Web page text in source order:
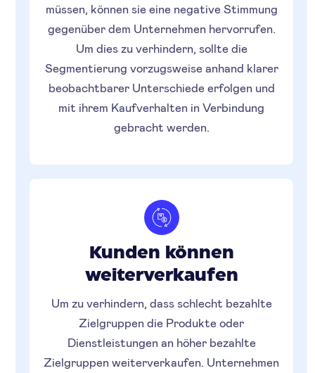
müssen, können sie eine negative Stimmung
gegenüber dem Unternehmen hervorrufen.
Um dies zu verhindern, sollte die
Segmentierung vorzugsweise anhand klarer
beobachtbarer Unterschiede erfolgen und
mit ihrem Kaufverhalten in Verbindung
gebracht werden.
Kunden können
weiterverkaufen
Um zu verhindern, dass schlecht bezahlte
Zielgruppen die Produkte oder
Dienstleistungen an höher bezahlte
Zielgruppen weiterverkaufen. Unternehmen